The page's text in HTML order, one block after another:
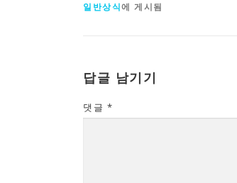
일반상식에 게시됨
답글 남기기
댓글 *